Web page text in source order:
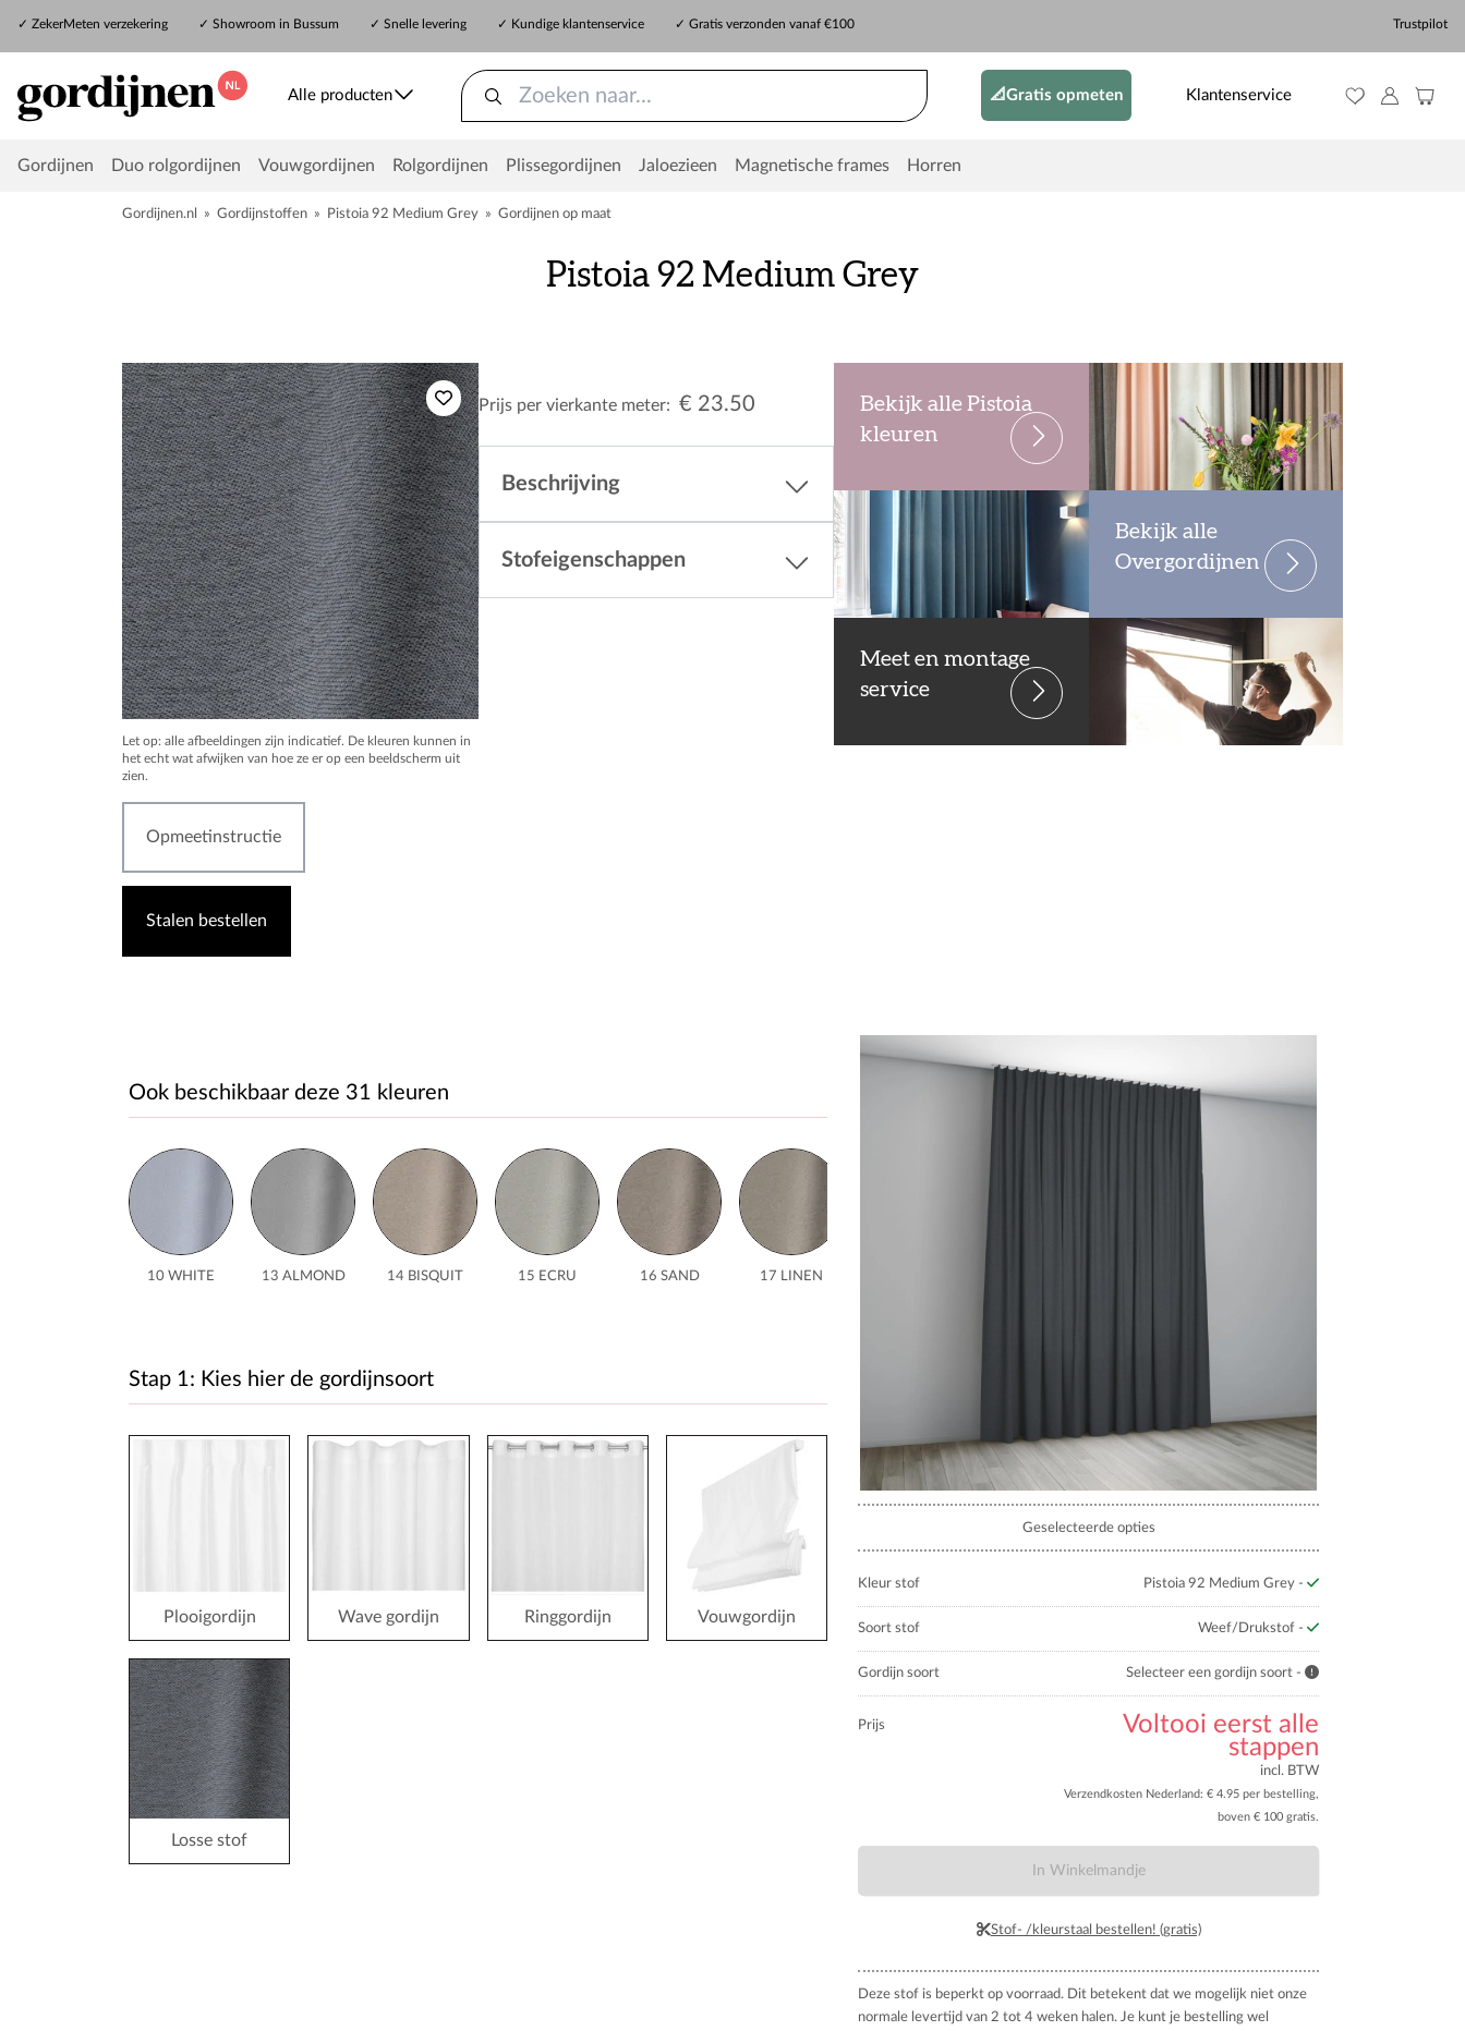
✓ ZekerMeten verzekering ✓ Showroom in Bussum ✓ Snelle levering ✓ Kundige klantenservice ✓ Gratis verzonden vanaf €100 Trustpilot
Alle producten 📐Gratis opmeten Klantenservice
Gordijnen Duo rolgordijnen Vouwgordijnen Rolgordijnen Plissegordijnen Jaloezieen Magnetische frames Horren
Gordijnen.nl » Gordijnstoffen » Pistoia 92 Medium Grey » Gordijnen op maat
Pistoia 92 Medium Grey
Let op: alle afbeeldingen zijn indicatief. De kleuren kunnen in
het echt wat afwijken van hoe ze er op een beeldscherm uit
zien.
Opmeetinstructie
Stalen bestellen
Prijs per vierkante meter: € 23.50
Beschrijving
Stofeigenschappen
Bekijk alle Pistoia
kleuren
Bekijk alle
Overgordijnen
Meet en montage
service
Ook beschikbaar deze 31 kleuren
10 WHITE 13 ALMOND 14 BISQUIT 15 ECRU 16 SAND 17 LINEN
Stap 1: Kies hier de gordijnsoort
Plooigordijn Wave gordijn Ringgordijn Vouwgordijn
Losse stof
Geselecteerde opties
Kleur stof Pistoia 92 Medium Grey -
Soort stof Weef/Drukstof -
Gordijn soort Selecteer een gordijn soort -
Prijs
Voltooi eerst alle
stappen
incl. BTW
Verzendkosten Nederland: € 4.95 per bestelling,
boven € 100 gratis.
In Winkelmandje
Stof- /kleurstaal bestellen! (gratis)
Deze stof is beperkt op voorraad. Dit betekent dat we mogelijk niet onze
normale levertijd van 2 tot 4 weken halen. Je kunt je bestelling wel